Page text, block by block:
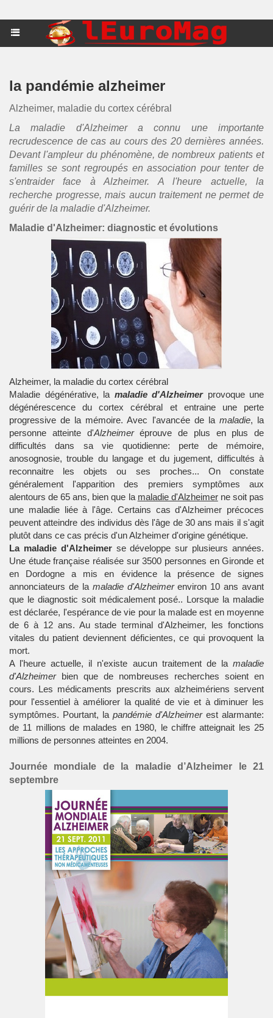
la pandémie alzheimer
Alzheimer, maladie du cortex cérébral
La maladie d'Alzheimer a connu une importante
recrudescence de cas au cours des 20 dernières années.
Devant l'ampleur du phénomène, de nombreux patients et
familles se sont regroupés en association pour tenter de
s'entraider face à Alzheimer. A l'heure actuelle, la
recherche progresse, mais aucun traitement ne permet de
guérir de la maladie d'Alzheimer.
Maladie d'Alzheimer: diagnostic et évolutions
Alzheimer, la maladie du cortex cérébral
Maladie dégénérative, la maladie d'Alzheimerprovoque une
dégénérescence du cortex cérébral et entraine une perte
progressive de la mémoire. Avec l'avancée de la maladie, la
personne atteinte d'Alzheimeréprouve de plus en plus de
difficultés dans sa vie quotidienne: perte de mémoire,
anosognosie, trouble du langage et du jugement, difficultés à
reconnaitre les objets ou ses proches... On constate
généralement l'apparition des premiers symptômes aux
alentours de 65 ans, bien que la maladie d'Alzheimerne soit pas
une maladie liée à l'âge. Certains cas d'Alzheimer précoces
peuvent atteindre des individus dès l'âge de 30 ans mais il s'agit
plutôt dans ce cas précis d'un Alzheimer d'origine génétique.
La maladie d'Alzheimerse développe sur plusieurs années.
Une étude française réalisée sur 3500 personnes en Gironde et
en Dordogne a mis en évidence la présence de signes
annonciateurs de la maladie d'Alzheimerenviron 10 ans avant
que le diagnostic soit médicalement posé.. Lorsque la maladie
est déclarée, l'espérance de vie pour la malade est en moyenne
de 6 à 12 ans. Au stade terminal d'Alzheimer, les fonctions
vitales du patient deviennent déficientes, ce qui provoquent la
mort.
A l'heure actuelle, il n'existe aucun traitement de la maladie
d'Alzheimerbien que de nombreuses recherches soient en
cours. Les médicaments prescrits aux alzheimériens servent
pour l'essentiel à améliorer la qualité de vie et à diminuer les
symptômes. Pourtant, la pandémie d'Alzheimerest alarmante:
de 11 millions de malades en 1980, le chiffre atteignait les 25
millions de personnes atteintes en 2004.
Journée mondiale de la maladie d’Alzheimer le 21
septembre